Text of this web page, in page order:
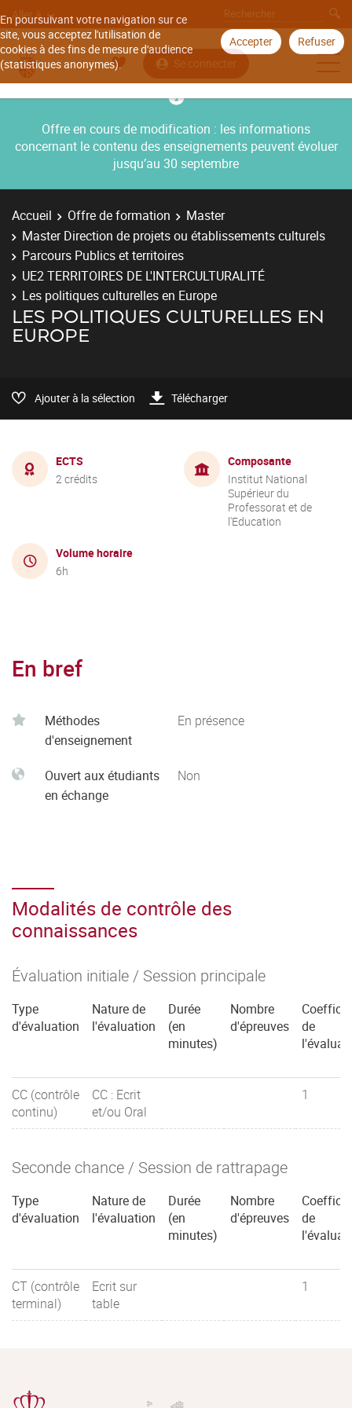
En poursuivant votre navigation sur ce
site, vous acceptez l'utilisation de
cookies à des fins de mesure d'audience
(statistiques anonymes).
Accepter Refuser
Aller à
Se connecter
Offre en cours de modification : les informations
concernant le contenu des enseignements peuvent évoluer
jusqu’au 30 septembre
Accueil Offre de formation
Master
Master Direction de projets ou établissements culturels
Parcours Publics et territoires
UE2 TERRITOIRES DE L'INTERCULTURALITÉ
Les politiques culturelles en Europe
LES POLITIQUES CULTURELLES EN
EUROPE
Ajouter à la sélection Télécharger
ECTS
2 crédits
Composante
Institut National
Supérieur du
Professorat et de
l'Education
Volume horaire
6h
En bref
Méthodes
d'enseignement
En présence
Ouvert aux étudiants
en échange
Non
Modalités de contrôle des
connaissances
Évaluation initiale / Session principale
Type
d'évaluation
Nature de
l'évaluation
Durée
(en
minutes)
Nombre
d'épreuves
de
CC (contrôle
continu)
CC : Ecrit
et/ou Oral
1
Seconde chance / Session de rattrapage
Type
d'évaluation
Nature de
l'évaluation
Durée
(en
minutes)
Nombre
d'épreuves
de
CT (contrôle
terminal)
Ecrit sur
table
1